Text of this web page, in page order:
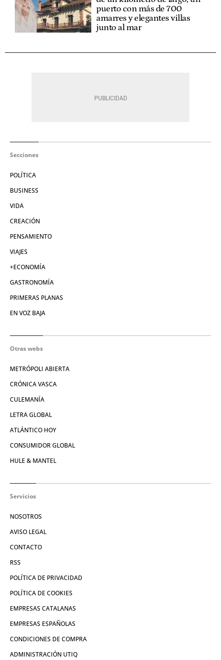
puerto con más de 700
amarres y elegantes villas
junto al mar
Secciones
POLÍTICA
BUSINESS
VIDA
CREACIÓN
PENSAMIENTO
VIAJES
+ECONOMÍA
GASTRONOMÍA
PRIMERAS PLANAS
EN VOZ BAJA
Otras webs
METRÓPOLI ABIERTA
CRÓNICA VASCA
CULEMANÍA
LETRA GLOBAL
ATLÁNTICO HOY
CONSUMIDOR GLOBAL
HULE & MANTEL
Servicios
NOSOTROS
AVISO LEGAL
CONTACTO
RSS
POLÍTICA DE PRIVACIDAD
POLÍTICA DE COOKIES
EMPRESAS CATALANAS
EMPRESAS ESPAÑOLAS
CONDICIONES DE COMPRA
ADMINISTRACIÓN UTIQ